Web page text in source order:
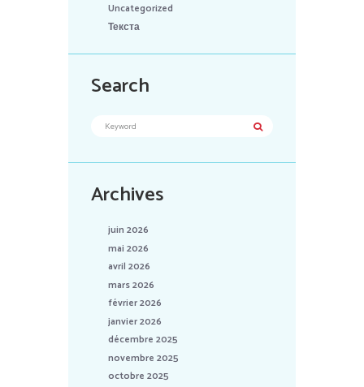
Uncategorized
Текста
Search
Archives
juin 2026
mai 2026
avril 2026
mars 2026
février 2026
janvier 2026
décembre 2025
novembre 2025
octobre 2025